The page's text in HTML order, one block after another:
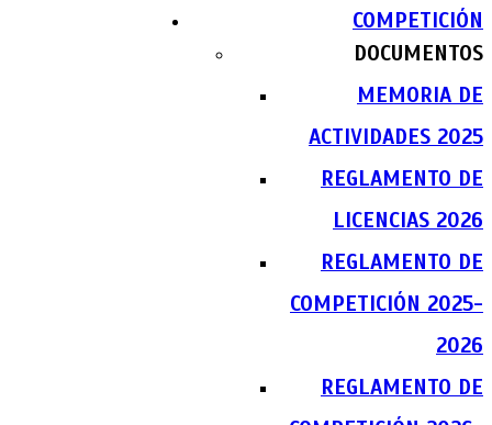
COMPETICIÓN
DOCUMENTOS
MEMORIA DE
ACTIVIDADES 2025
REGLAMENTO DE
LICENCIAS 2026
REGLAMENTO DE
COMPETICIÓN 2025-
2026
REGLAMENTO DE